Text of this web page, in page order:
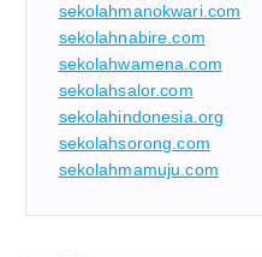
sekolahmanokwari.com
sekolahnabire.com
sekolahwamena.com
sekolahsalor.com
sekolahindonesia.org
sekolahsorong.com
sekolahmamuju.com